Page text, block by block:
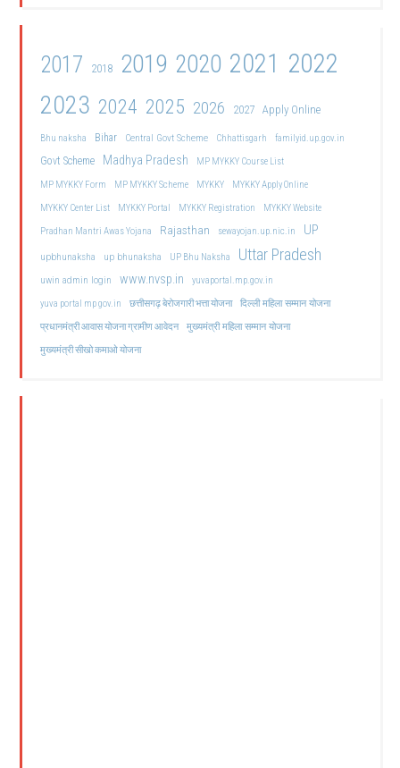
2017 2018 2019 2020 2021 2022
2023 2024 2025 2026 2027 Apply Online
Bhu naksha Bihar Central Govt Scheme Chhattisgarh familyid.up.gov.in
Govt Scheme Madhya Pradesh
MP MYKKY Course List
MP MYKKY Form
MP MYKKY Scheme MYKKY
MYKKY Apply Online
MYKKY Center List
MYKKY Portal MYKKY Registration
MYKKY Website
Pradhan Mantri Awas Yojana
Rajasthan sewayojan.up.nic.in UP
upbhunaksha up bhunaksha UP Bhu Naksha Uttar Pradesh
uwin admin login www.nvsp.in
yuvaportal.mp.gov.in
yuva portal mp gov.in
छत्तीसगढ़ बेरोजगारी भत्ता योजना दिल्ली महिला सम्मान योजना
प्रधानमंत्री आवास योजना ग्रामीण आवेदन मुख्यमंत्री महिला सम्मान योजना
मुख्यमंत्री सीखो कमाओ योजना